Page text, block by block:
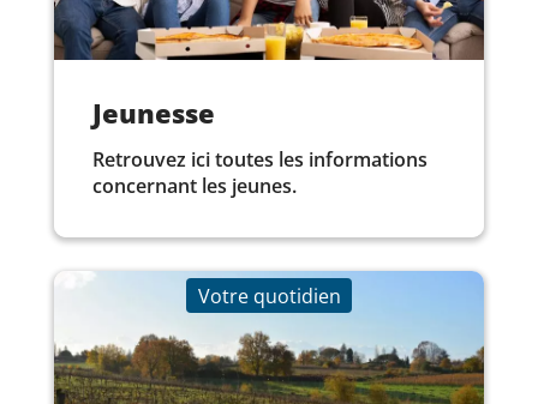
Jeunesse
Retrouvez ici toutes les informations
concernant les jeunes.
Votre quotidien